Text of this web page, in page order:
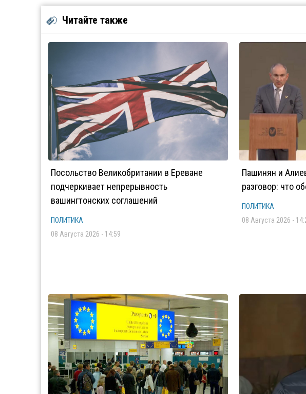
Читайте также
Посольство Великобритании в Ереване
подчеркивает непрерывность
вашингтонских соглашений
ПОЛИТИКА
08 Августа 2026 - 14:59
Пашинян и
разговор: что
ПОЛИТИКА
08 Августа 2026 -